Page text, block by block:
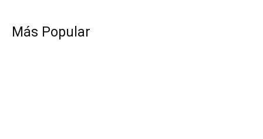
Más Popular